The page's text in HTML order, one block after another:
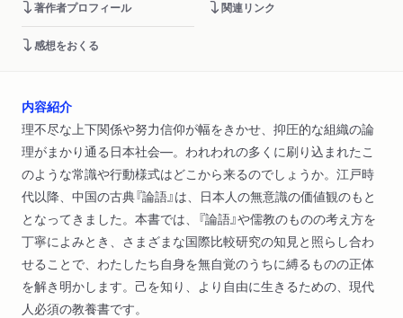
著作者プロフィール 関連リンク
感想をおくる
内容紹介
理不尽な上下関係や努力信仰が幅をきかせ、抑圧的な組織の論
理がまかり通る日本社会―。われわれの多くに刷り込まれたこ
のような常識や行動様式はどこから来るのでしょうか。江戸時
代以降、中国の古典『論語』は、日本人の無意識の価値観のもと
となってきました。本書では、『論語』や儒教のものの考え方を
丁寧によみとき、さまざまな国際比較研究の知見と照らし合わ
せることで、わたしたち自身を無自覚のうちに縛るものの正体
を解き明かします。己を知り、より自由に生きるための、現代
人必須の教養書です。